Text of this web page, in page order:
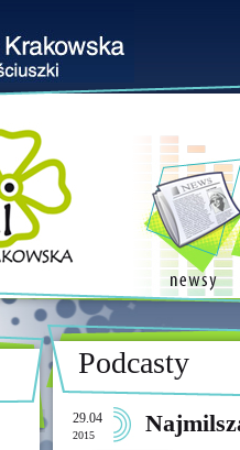
Podcasty
29.04
2015